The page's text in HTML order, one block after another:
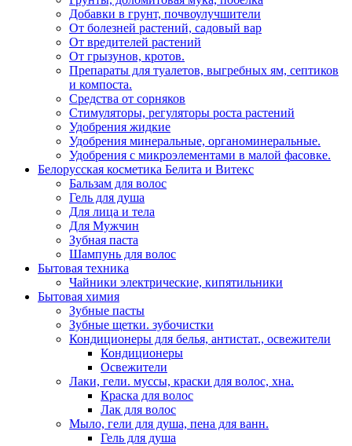
Добавки в грунт, почвоулучшители
От болезней растений, садовый вар
От вредителей растений
От грызунов, кротов.
Препараты для туалетов, выгребных ям, септиков
и компоста.
Средства от сорняков
Стимуляторы, регуляторы роста растений
Удобрения жидкие
Удобрения минеральные, органоминеральные.
Удобрения с микроэлементами в малой фасовке.
Белорусская косметика Белита и Витекс
Бальзам для волос
Гель для душа
Для лица и тела
Для Мужчин
Зубная паста
Шампунь для волос
Бытовая техника
Чайники электрические, кипятильники
Бытовая химия
Зубные пасты
Зубные щетки. зубочистки
Кондиционеры для белья, антистат., освежители
Кондиционеры
Освежители
Лаки, гели. муссы, краски для волос, хна.
Краска для волос
Лак для волос
Мыло, гели для душа, пена для ванн.
Гель для душа